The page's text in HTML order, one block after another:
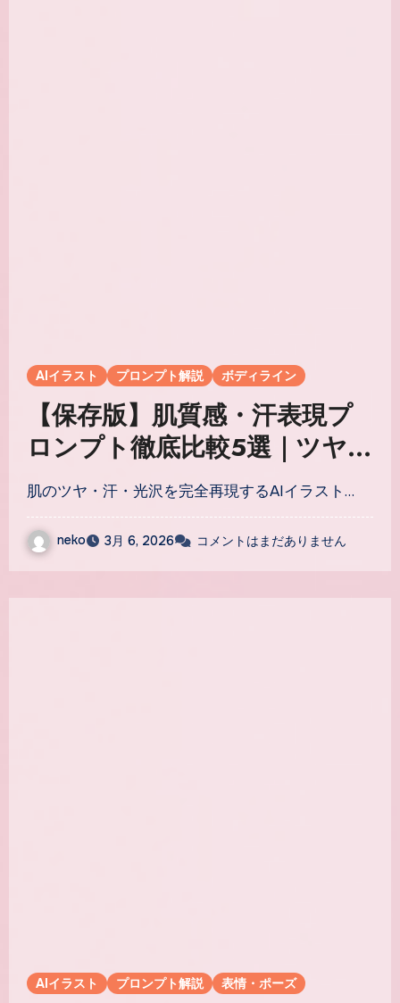
AIイラスト プロンプト解説 ボディライン
【保存版】肌質感・汗表現プ
ロンプト徹底比較5選｜ツヤ・
光沢・汗を完全再現するAIイ
ラスト技術
肌のツヤ・汗・光沢を完全再現するAIイラスト…
neko 3月 6, 2026 コメントはまだありません
AIイラスト プロンプト解説 表情・ポーズ